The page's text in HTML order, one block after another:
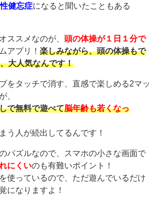
健忘症になると聞いたこともある
ススメなのが、 頭の体操が１日１分で
アプリ！ 楽しみながら、頭の体操もで
大人気なんです！
をタッチで消す、直感で楽しめる2マッ
、
で無料で遊べて脳年齢も若くなっ
う人が続出してるんです！
パズルなので、スマホの小さな画面で
にくいのも有難いポイント！
使っているので、ただ遊んでいるだけ
になりますよ！